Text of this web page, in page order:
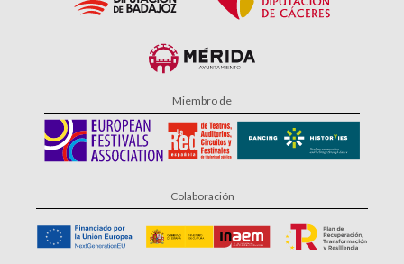
Miembro de
Colaboración